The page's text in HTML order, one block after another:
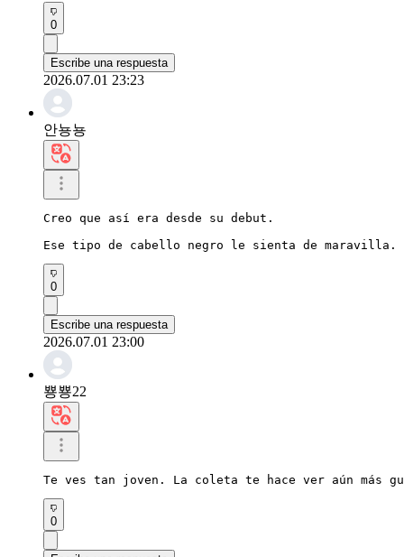
0
Escribe una respuesta
2026.07.01 23:23
안뇽뇽
Creo que así era desde su debut.
Ese tipo de cabello negro le sienta de maravilla.
0
Escribe una respuesta
2026.07.01 23:00
뿅뿅22
Te ves tan joven. La coleta te hace ver aún más
0